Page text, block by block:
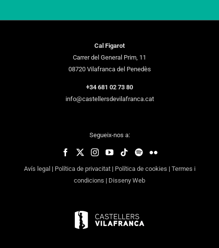
Cal Figarot
Carrer del General Prim, 11
08720 Vilafranca del Penedès
+34 681 02 73 80
info@castellersdevilafranca.cat
Segueix-nos a:
Avís legal| Política de privacitat| Política de cookies | Termes i
condicions | Disseny Web